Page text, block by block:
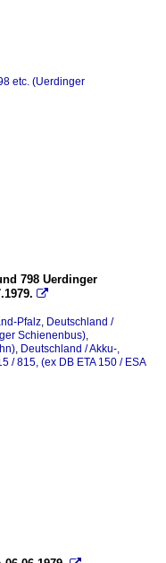
Menden
NE447 / DB-Nr. 9275)
- Mindelheim
mbH
etc. (Uerdinger
798 Uerdinger

Pfalz, Deutschland /
Schienenbus),
, Deutschland / Akku-,
/ 815, (ex DB ETA 150 / ESA